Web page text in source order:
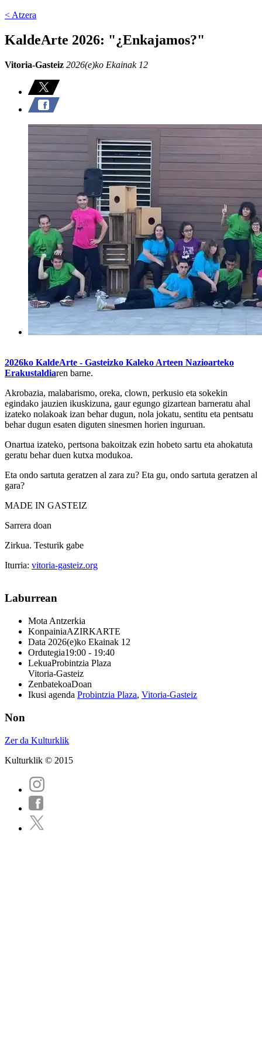
< Atzera
KaldeArte 2026: "¿Enkajamos?"
Vitoria-Gasteiz 2026(e)ko Ekainak 12
2026ko KaldeArte - Gasteizko Kaleko Arteen Nazioarteko
Erakustaldiaren barne.
Akrobazia, malabarismo, oreka, clown, perkusio eta sokekin
egindako jauzien ikuskizuna, gaur egungo gizartean barneratu ahal
izateko nolakoak izan behar dugun, nola jokatu, sentitu eta pentsatu
behar dugun esaten diguten sinesmen horien inguruan.
Onartua izateko, pertsona bakoitzak ezin hobeto sartu eta ahokatuta
geratu behar duen kutxa modukoa.
Eta ondo sartuta geratzen al zara zu? Eta gu, ondo sartuta geratzen al
gara?
MADE IN GASTEIZ
Sarrera doan
Zirkua. Testurik gabe
Iturria: vitoria-gasteiz.org
Laburrean
Mota Antzerkia
KonpainiaAZIRKARTE
Data 2026(e)ko Ekainak 12
Ordutegia19:00 - 19:40
LekuaProbintzia Plaza
Vitoria-Gasteiz
ZenbatekoaDoan
Ikusi agenda Probintzia Plaza, Vitoria-Gasteiz
Non
Zer da Kulturklik
Kulturklik © 2015